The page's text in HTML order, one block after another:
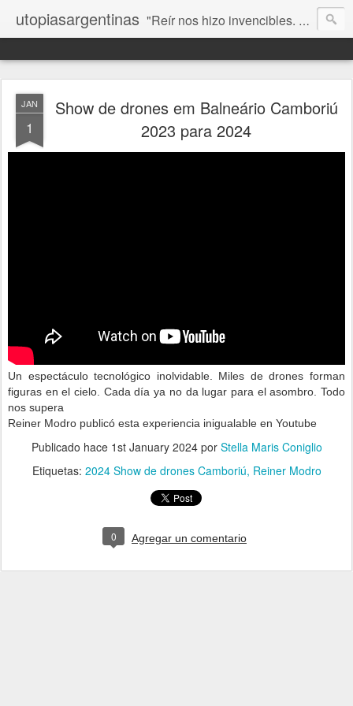
utopiasargentinas "Reír nos hizo invencibles. No como los que siempre ganan, sino como aquellos que no se rinden”. Frida Kahlo
JAN
1
Show de drones em Balneário Camboriú
2023 para 2024
Un espectáculo tecnológico inolvidable. Miles de drones forman
figuras en el cielo. Cada día ya no da lugar para el asombro. Todo
nos supera
Reiner Modro publicó esta experiencia inigualable en Youtube
Publicado hace 1st January 2024por Stella Maris Coniglio
Etiquetas: 2024 Show de drones Camboriú Reiner Modro
0 Agregar un comentario